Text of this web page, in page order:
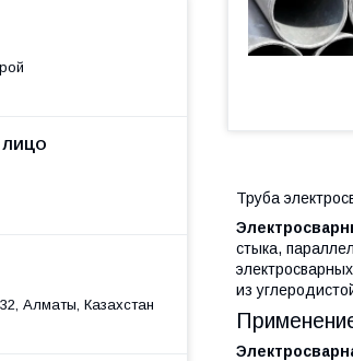
Труба
стыка,
из
Алматы, Казахстан